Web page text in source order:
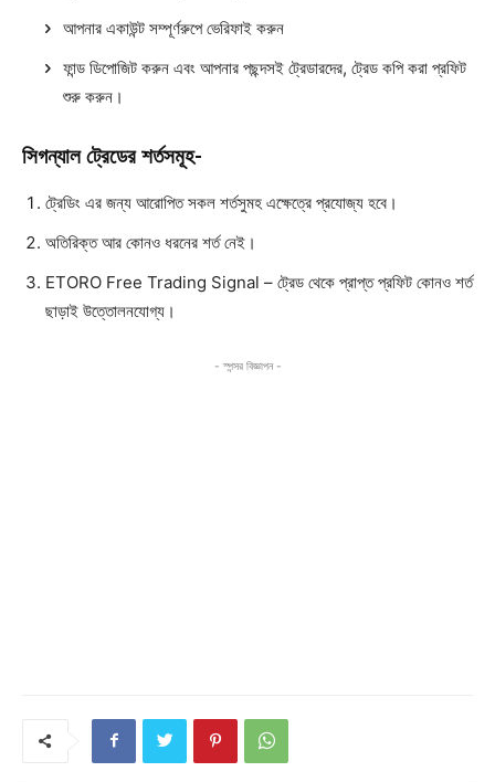
আপনার একাউন্ট সম্পূর্ণরুপে ভেরিফাই করুন
ফান্ড ডিপোজিট করুন এবং আপনার পছন্দসই ট্রেডারদের, ট্রেড কপি করা প্রফিট
শুরু করুন।
সিগন্যাল ট্রেডের শর্তসমূহ-
ট্রেডিং এর জন্য আরোপিত সকল শর্তসুমহ এক্ষেত্রে প্রযোজ্য হবে।
অতিরিক্ত আর কোনও ধরনের শর্ত নেই।
ETORO Free Trading Signal – ট্রেড থেকে প্রাপ্ত প্রফিট কোনও শর্ত
ছাড়াই উত্তোলনযোগ্য।
- স্পন্সর বিজ্ঞাপন -